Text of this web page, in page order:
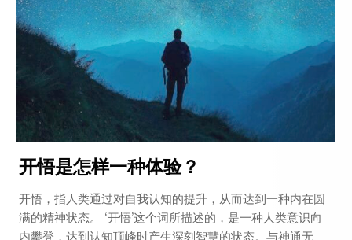
开悟是怎样一种体验？
开悟，指人类通过对自我认知的提升，从而达到一种内在圆
满的精神状态。 ‘开悟’这个词所描述的，是一种人类意识向
内攀登，达到认知顶峰时产生深刻智慧的状态。与神通无